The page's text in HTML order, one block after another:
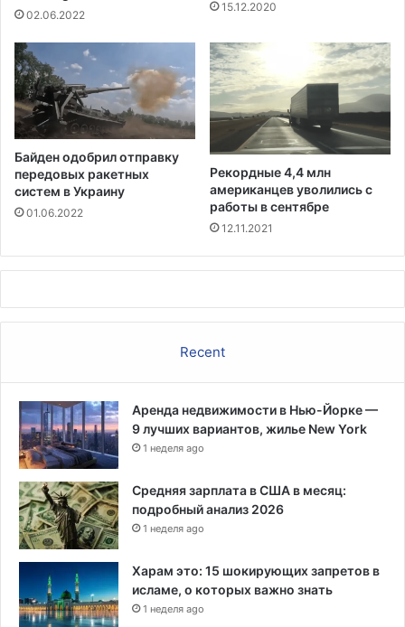
й
р
о
т
и
в
и
т
я
з
ш
к
и
к
о
р
о
н
а
и
р
и
н
н
о
м
к
и
и
02.06.2022
15.12.2020
Байден одобрил отправку
передовых ракетных
систем в Украину
01.06.2022
Рекордные 4,4 млн
американцев уволились с
работы в сентябре
12.11.2021
Recent
Аренда недвижимости в Нью-Йорке —
9 лучших вариантов, жилье New York
1 неделя ago
Средняя зарплата в США в месяц:
подробный анализ 2026
1 неделя ago
Харам это: 15 шокирующих запретов в
исламе, о которых важно знать
1 неделя ago